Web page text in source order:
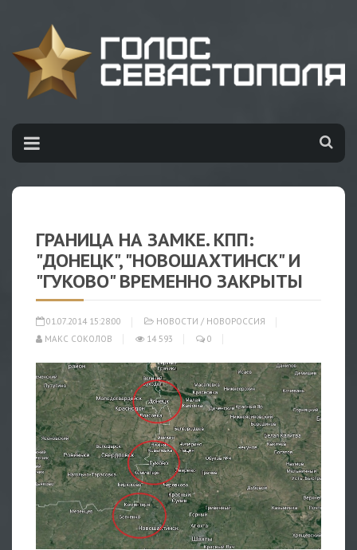
ГРАНИЦА НА ЗАМКЕ. КПП:
"ДОНЕЦК", "НОВОШАХТИНСК" И
"ГУКОВО" ВРЕМЕННО ЗАКРЫТЫ
01.07.2014 15:28:00 НОВОСТИ / НОВОРОССИЯ
МАКС СОКОЛОВ
14 593 0